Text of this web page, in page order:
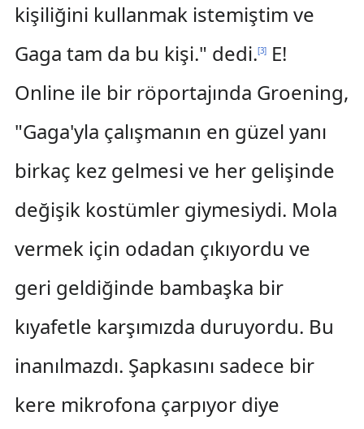
kişiliğini kullanmak istemiştim ve
Gaga tam da bu kişi." dedi.[3]E!
Online ile bir röportajında Groening,
"Gaga'yla çalışmanın en güzel yanı
birkaç kez gelmesi ve her gelişinde
değişik kostümler giymesiydi. Mola
vermek için odadan çıkıyordu ve
geri geldiğinde bambaşka bir
kıyafetle karşımızda duruyordu. Bu
inanılmazdı. Şapkasını sadece bir
kere mikrofona çarpıyor diye